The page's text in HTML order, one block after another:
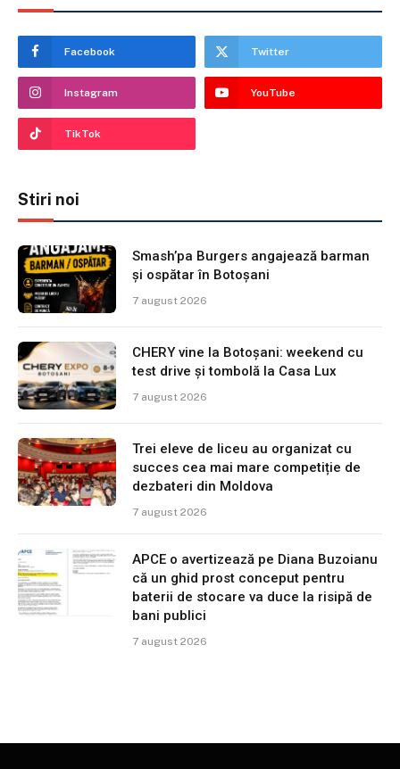
Facebook Twitter
Instagram YouTube
TikTok
Stiri noi
Smash’pa Burgers angajează barman
și ospătar în Botoșani
7 august 2026
CHERY vine la Botoșani: weekend cu
test drive și tombolă la Casa Lux
7 august 2026
Trei eleve de liceu au organizat cu
succes cea mai mare competiție de
dezbateri din Moldova
7 august 2026
APCE o avertizează pe Diana Buzoianu
că un ghid prost conceput pentru
baterii de stocare va duce la risipă de
bani publici
7 august 2026